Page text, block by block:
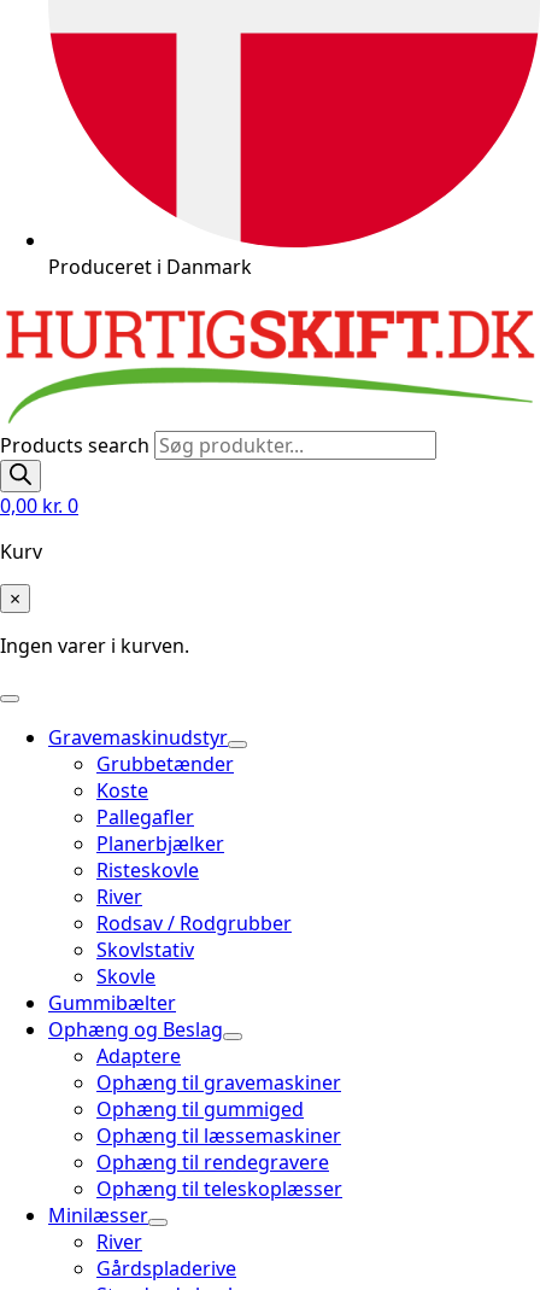
Produceret i Danmark
Products search
0,00 kr. 0
Kurv
×
Ingen varer i kurven.
Gravemaskinudstyr
Grubbetænder
Koste
Pallegafler
Planerbjælker
Risteskovle
River
Rodsav / Rodgrubber
Skovlstativ
Skovle
Gummibælter
Ophæng og Beslag
Adaptere
Ophæng til gravemaskiner
Ophæng til gummiged
Ophæng til læssemaskiner
Ophæng til rendegravere
Ophæng til teleskoplæsser
Minilæsser
River
Gårdspladerive